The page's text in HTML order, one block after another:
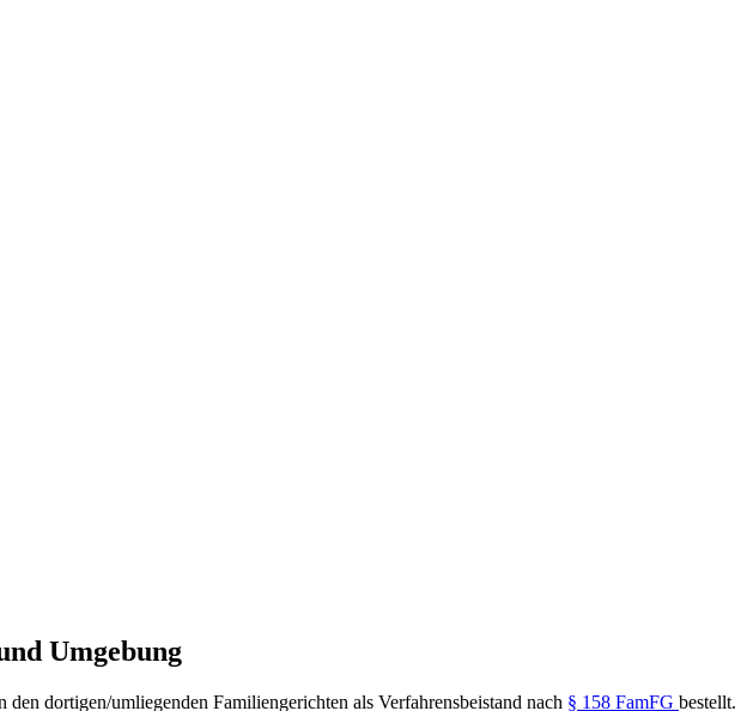
Umgebung
dortigen/umliegenden Familiengerichten als Verfahrensbeistand nach § 158 FamFG bestellt.